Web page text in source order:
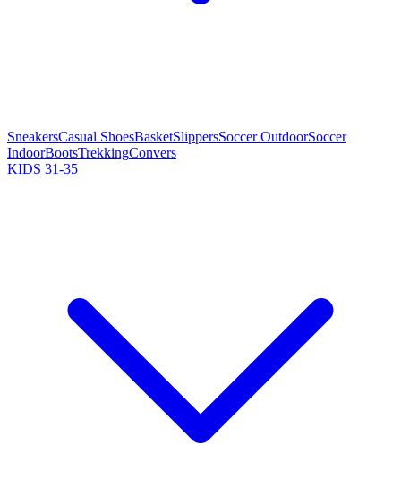
SneakersCasual ShoesBasketSlippersSoccer OutdoorSoccer
IndoorBootsTrekkingConvers
KIDS 31-35